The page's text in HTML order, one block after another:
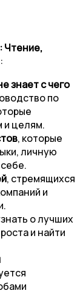
Чтение,
знает с чего
по
и целям.
, которые
личную
, стремящихся
и
о лучших
и найти